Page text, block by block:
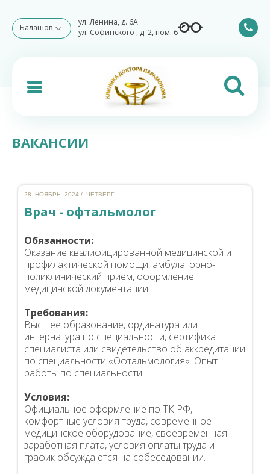
Балашов
ул. Ленина, д. 6А
ул. Софинского , д. 2, пом. 6
ВАКАНСИИ
28 НОЯБРЬ 2024 / ЧЕТВЕРГ
Врач - офтальмолог
Обязанности:
Оказание квалифицированной медицинской и
профилактической помощи, амбулаторно-
поликлинический прием, оформление
медицинской документации.
Требования:
Высшее образование, ординатура или
интернатура по специальности, сертификат
специалиста или свидетельство об аккредитации
по специальности «Офтальмология». Опыт
работы по специальности.
Условия:
Официальное оформление по ТК РФ,
комфортные условия труда, современное
медицинское оборудование, своевременная
заработная плата, условия оплаты труда и
график обсуждаются на собеседовании.